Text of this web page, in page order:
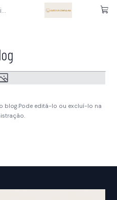
para gatos
blog.Pode editá-lo ou excluí-lo na